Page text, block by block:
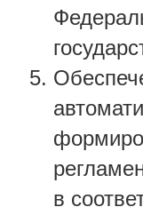
в